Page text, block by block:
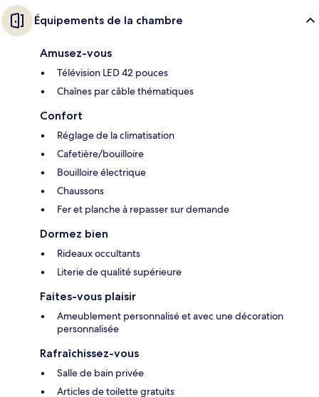
Équipements de la chambre
Amusez-vous
Télévision LED 42 pouces
Chaînes par câble thématiques
Confort
Réglage de la climatisation
Cafetière/bouilloire
Bouilloire électrique
Chaussons
Fer et planche à repasser sur demande
Dormez bien
Rideaux occultants
Literie de qualité supérieure
Faites-vous plaisir
Ameublement personnalisé et avec une décoration
personnalisée
Rafraîchissez-vous
Salle de bain privée
Articles de toilette gratuits